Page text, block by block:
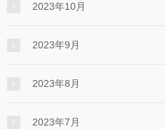
2023年10月
2023年9月
2023年8月
2023年7月